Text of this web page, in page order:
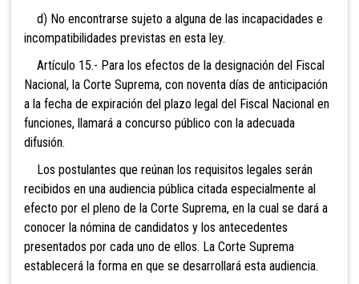
d) No encontrarse sujeto a alguna de las incapacidades e
incompatibilidades previstas en esta ley.
Artículo 15.- Para los efectos de la designación del Fiscal
Nacional, la Corte Suprema, con noventa días de anticipación
a la fecha de expiración del plazo legal del Fiscal Nacional en
funciones, llamará a concurso público con la adecuada
difusión.
Los postulantes que reúnan los requisitos legales serán
recibidos en una audiencia pública citada especialmente al
efecto por el pleno de la Corte Suprema, en la cual se dará a
conocer la nómina de candidatos y los antecedentes
presentados por cada uno de ellos. La Corte Suprema
establecerá la forma en que se desarrollará esta audiencia.